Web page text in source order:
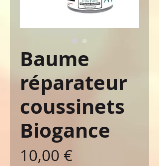
Baume
réparateur
coussinets
Biogance
10,00 €Prix